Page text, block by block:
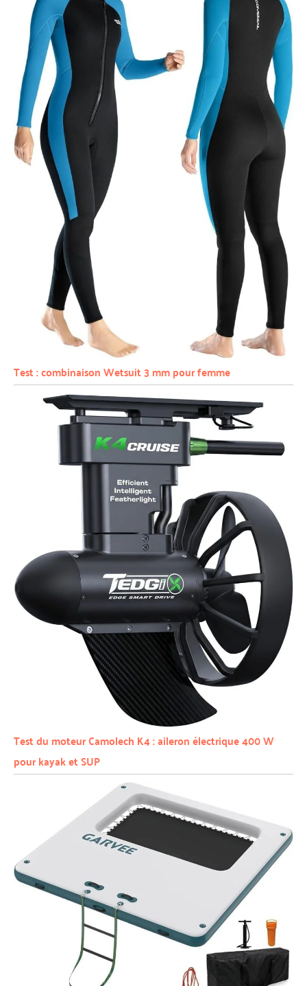
Test : combinaison Wetsuit 3 mm pour femme
Test du moteur Camolech K4 : aileron électrique 400 W
pour kayak et SUP